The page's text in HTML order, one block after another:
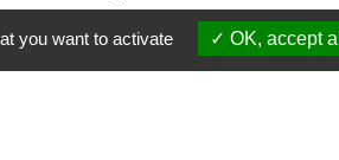
you want to activate OK, accept all